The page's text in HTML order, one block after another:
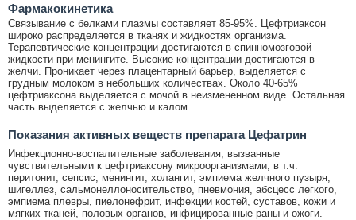
Фармакокинетика
Связывание с белками плазмы составляет 85-95%. Цефтриаксон
широко распределяется в тканях и жидкостях организма.
Терапевтические концентрации достигаются в спинномозговой
жидкости при менингите. Высокие концентрации достигаются в
желчи. Проникает через плацентарный барьер, выделяется с
грудным молоком в небольших количествах. Около 40-65%
цефтриаксона выделяется с мочой в неизмененном виде. Остальная
часть выделяется с желчью и калом.
Показания активных веществ препарата Цефатрин
Инфекционно-воспалительные заболевания, вызванные
чувствительными к цефтриаксону микроорганизмами, в т.ч.
перитонит, сепсис, менингит, холангит, эмпиема желчного пузыря,
шигеллез, сальмонеллоносительство, пневмония, абсцесс легкого,
эмпиема плевры, пиелонефрит, инфекции костей, суставов, кожи и
мягких тканей, половых органов, инфицированные раны и ожоги.